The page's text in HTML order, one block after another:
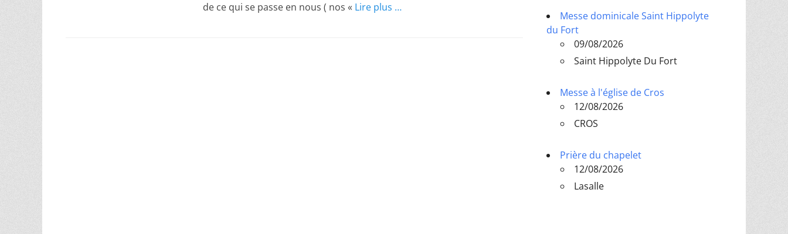
de ce qui se passe en nous ( nos « Lire plus …
Messe dominicale Saint Hippolyte
du Fort
09/08/2026
Saint Hippolyte Du Fort
Messe à l'église de Cros
12/08/2026
CROS
Prière du chapelet
12/08/2026
Lasalle